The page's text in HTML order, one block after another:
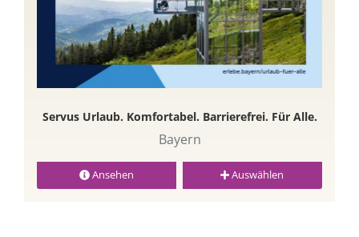
Servus Urlaub. Komfortabel. Barrierefrei. Für Alle.
Bayern
Ansehen Auswählen